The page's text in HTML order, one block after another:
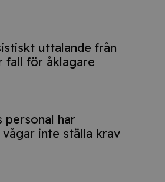
uttalande från
fall för åklagare
personal har
vågar inte ställa krav